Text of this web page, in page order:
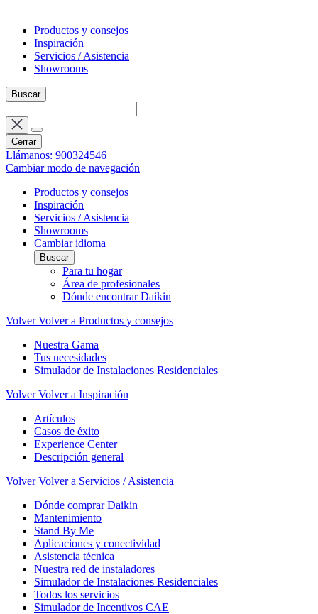
Productos y consejos
Inspiración
Servicios / Asistencia
Showrooms
Buscar
Cerrar
Llámanos: 900324546
Cambiar modo de navegación
Productos y consejos
Inspiración
Servicios / Asistencia
Showrooms
Cambiar idioma
Buscar
Para tu hogar
Área de profesionales
Dónde encontrar Daikin
Volver Volver a Productos y consejos
Nuestra Gama
Tus necesidades
Simulador de Instalaciones Residenciales
Volver Volver a Inspiración
Artículos
Casos de éxito
Experience Center
Descripción general
Volver Volver a Servicios / Asistencia
Dónde comprar Daikin
Mantenimiento
Stand By Me
Aplicaciones y conectividad
Asistencia técnica
Nuestra red de instaladores
Simulador de Instalaciones Residenciales
Todos los servicios
Simulador de Incentivos CAE